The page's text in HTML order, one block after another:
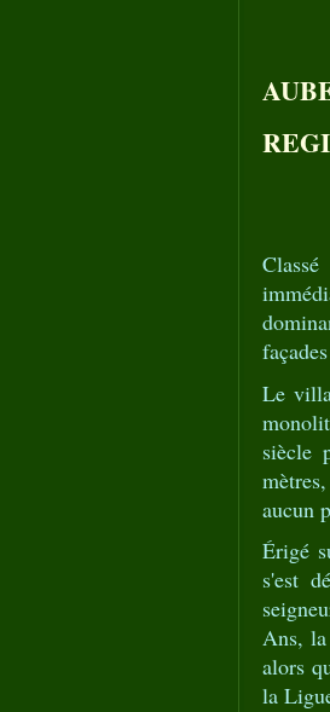
Le
siècle
aucun
Érigé
s'est
Ans,
alors
la